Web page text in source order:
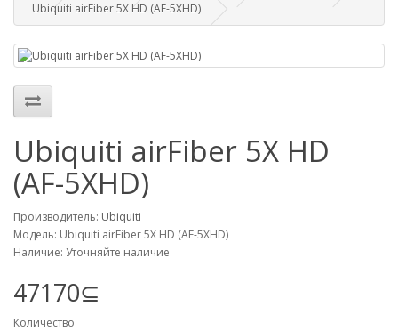
Ubiquiti airFiber 5X HD (AF-5XHD)
Ubiquiti airFiber 5X HD
(AF-5XHD)
Производитель: Ubiquiti
Модель: Ubiquiti airFiber 5X HD (AF-5XHD)
Наличие: Уточняйте наличие
47170⊆
Количество